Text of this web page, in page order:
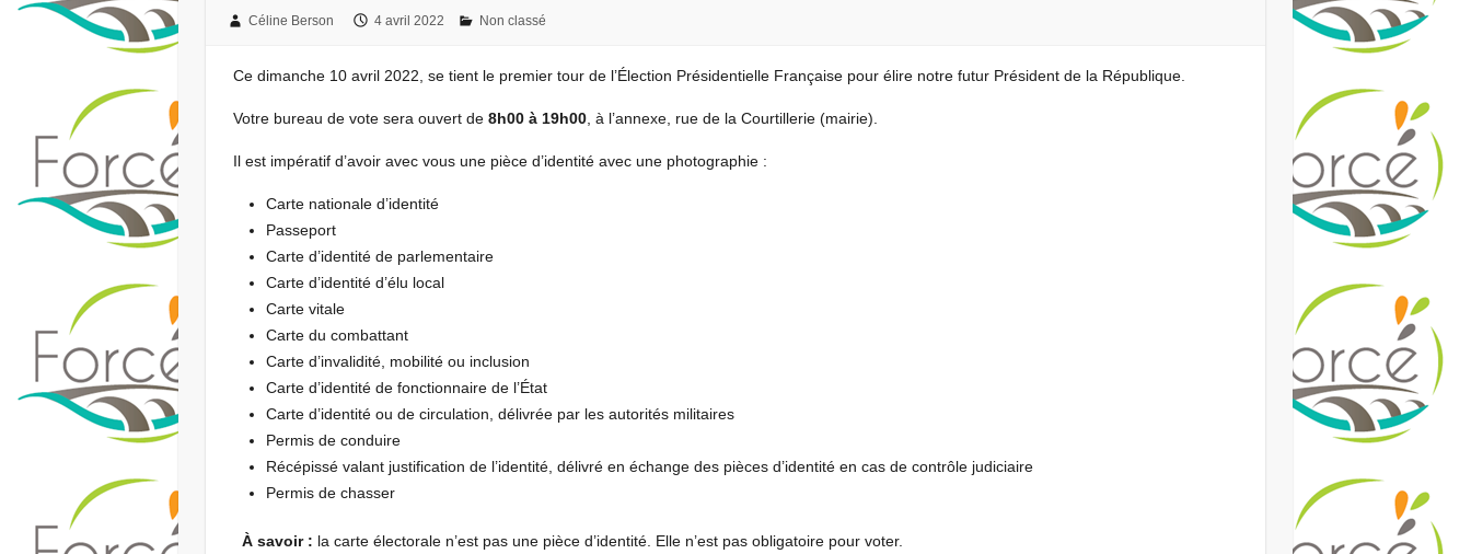
Céline Berson 4 avril 2022 Non classé
Ce dimanche 10 avril 2022, se tient le premier tour de l’Élection Présidentielle Française pour élire notre futur Président de la République.
Votre bureau de vote sera ouvert de 8h00 à 19h00, à l’annexe, rue de la Courtillerie (mairie).
Il est impératif d’avoir avec vous une pièce d’identité avec une photographie :
Carte nationale d’identité
Passeport
Carte d’identité de parlementaire
Carte d’identité d’élu local
Carte vitale
Carte du combattant
Carte d’invalidité, mobilité ou inclusion
Carte d’identité de fonctionnaire de l’État
Carte d’identité ou de circulation, délivrée par les autorités militaires
Permis de conduire
Récépissé valant justification de l’identité, délivré en échange des pièces d’identité en cas de contrôle judiciaire
Permis de chasser
À savoir : la carte électorale n’est pas une pièce d’identité. Elle n’est pas obligatoire pour voter.